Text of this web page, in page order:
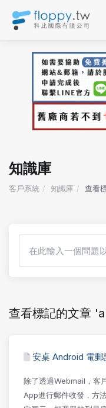
知識庫
客戶系統 知識庫 查看
查看標記的文章
安桌 Android 電郵
除了透過Webmail，客
App進行郵件收發，方